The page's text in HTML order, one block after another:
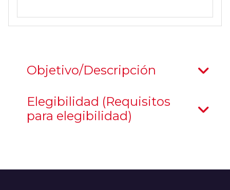
Objetivo/Descripción
Elegibilidad (Requisitos
para elegibilidad)